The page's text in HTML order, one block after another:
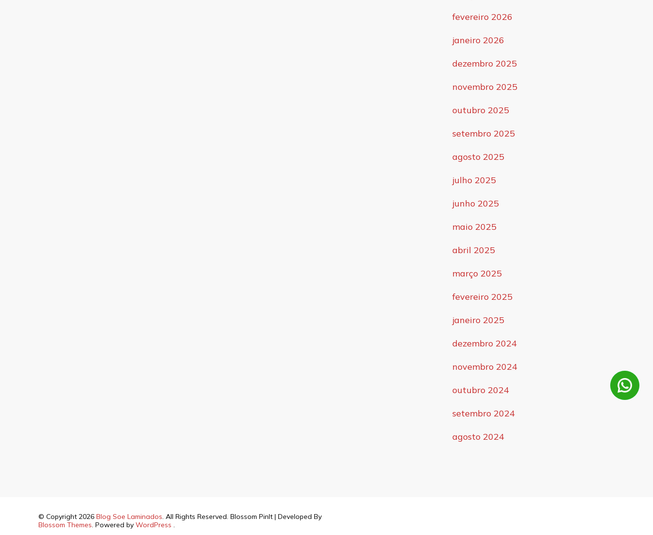
fevereiro 2026
janeiro 2026
dezembro 2025
novembro 2025
outubro 2025
setembro 2025
agosto 2025
julho 2025
junho 2025
maio 2025
abril 2025
março 2025
fevereiro 2025
janeiro 2025
dezembro 2024
novembro 2024
outubro 2024
setembro 2024
agosto 2024
© Copyright 2026 Blog Soe Laminados. All Rights Reserved. Blossom PinIt | Developed By
Blossom Themes. Powered by WordPress .